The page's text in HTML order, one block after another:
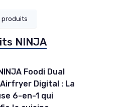
produits
NINJA
Foodi Dual
Digital : La
6-en-1 qui